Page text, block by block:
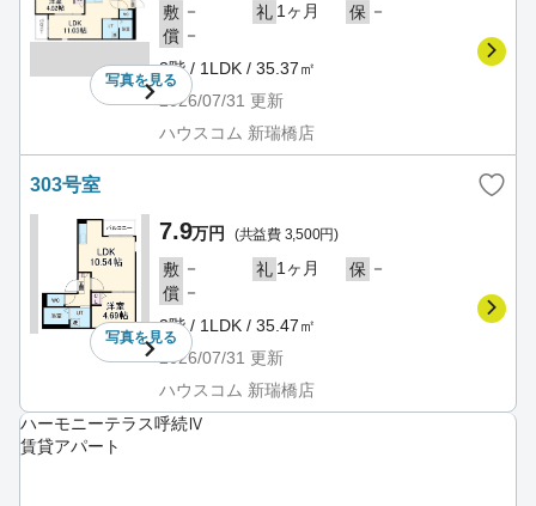
写真を見る
敷 － 礼 1ヶ月 保 －
償 －
3階 / 1LDK / 35.37㎡
2026/07/31 更新
ハウスコム 新瑞橋店
303号室
写真を見る
7.9万円 (共益費 3,500円)
敷 － 礼 1ヶ月 保 －
償 －
3階 / 1LDK / 35.47㎡
2026/07/31 更新
ハウスコム 新瑞橋店
ハーモニーテラス呼続Ⅳ
賃貸アパート